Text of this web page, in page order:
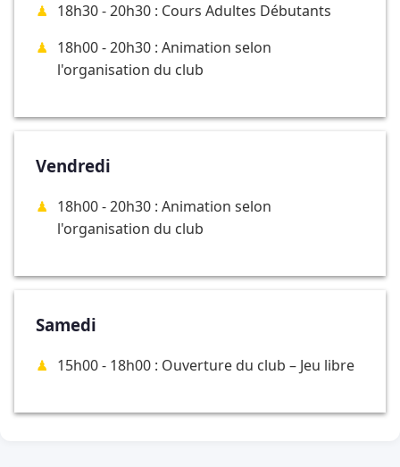
18h30 - 20h30 : Cours Adultes Débutants
18h00 - 20h30 : Animation selon
l'organisation du club
Vendredi
18h00 - 20h30 : Animation selon
l'organisation du club
Samedi
15h00 - 18h00 : Ouverture du club – Jeu libre